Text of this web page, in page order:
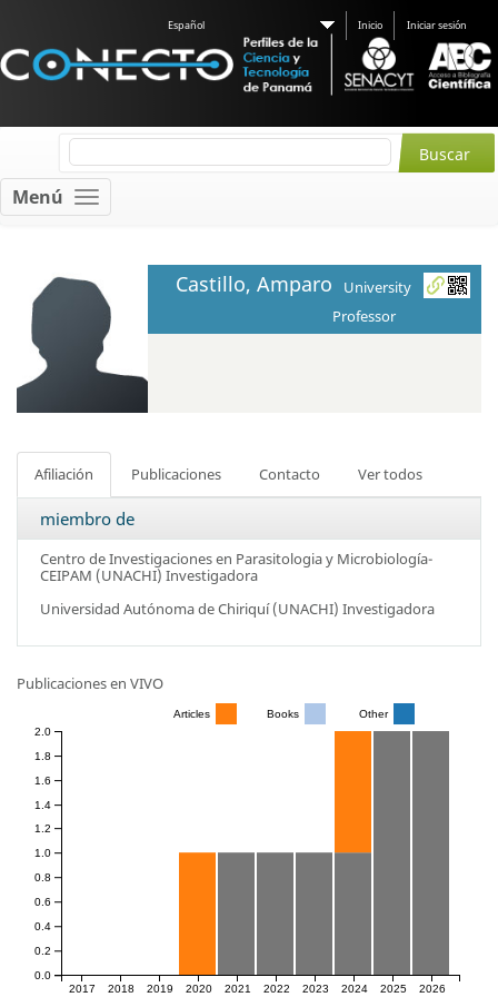
Español Inicio Iniciar sesión
Menú
Castillo, Amparo
University
Professor
Afiliación Publicaciones Contacto Ver todos
miembro de
Centro de Investigaciones en Parasitologia y Microbiología-
CEIPAM (UNACHI) Investigadora
Universidad Autónoma de Chiriquí (UNACHI) Investigadora
Publicaciones en VIVO
2017 2018 2019 2020 2021 2022 2023 2024 2025 2026
0.0
0.2
0.4
0.6
0.8
1.0
1.2
1.4
1.6
1.8
2.0
Articles Books Other